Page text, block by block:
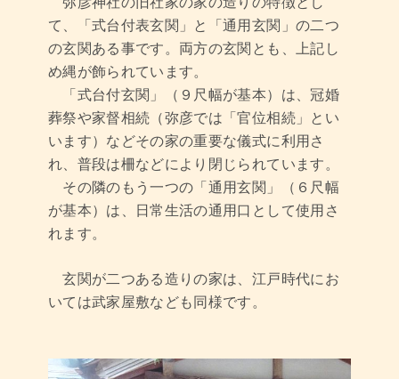
て、「式台付表玄関」と「通用玄関」の二つ
の玄関ある事です。両方の玄関とも、上記し
め縄が飾られています。
「式台付玄関」（９尺幅が基本）は、冠婚
葬祭や家督相続（弥彦では「官位相続」とい
います）などその家の重要な儀式に利用さ
れ、普段は柵などにより閉じられています。
その隣のもう一つの「通用玄関」（６尺幅
が基本）は、日常生活の通用口として使用さ
れます。
玄関が二つある造りの家は、江戸時代にお
いては武家屋敷なども同様です。